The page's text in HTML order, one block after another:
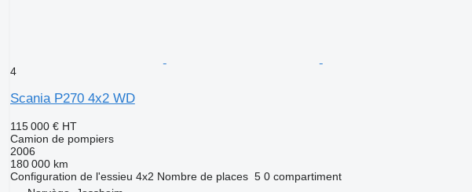
4
Scania P270 4x2 WD
115 000 € HT
Camion de pompiers
2006
180 000 km
Configuration de l'essieu 4x2 Nombre de places 5 0 compartiment